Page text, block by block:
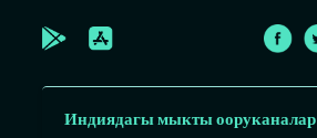
Индиядагы мыкты ооруканалар